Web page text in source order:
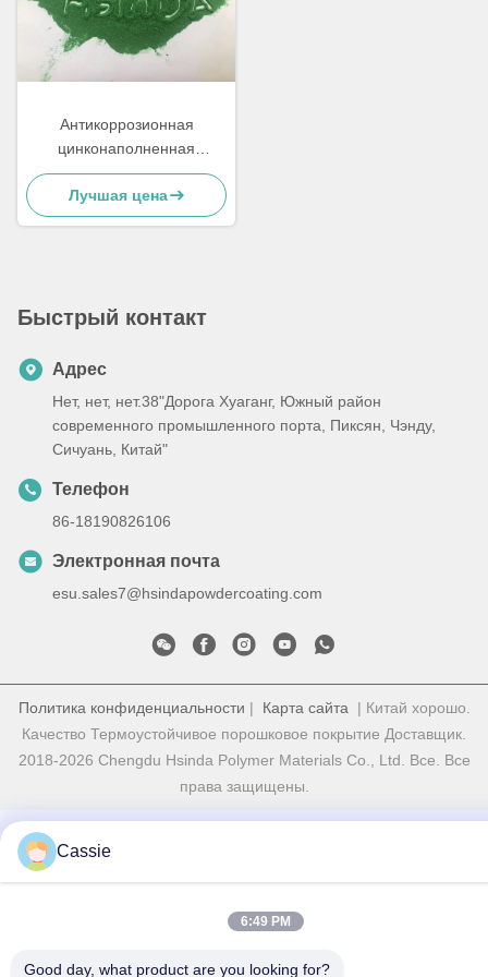
Антикоррозионная
цинконаполненная
грунтовка для порошковой
покраски металлической
мебели
Лучшая цена
Быстрый контакт
Адрес
Нет, нет, нет.38"Дорога Хуаганг, Южный район
современного промышленного порта, Пиксян, Чэнду,
Сичуань, Китай"
Телефон
86-18190826106
Электронная почта
esu.sales7@hsindapowdercoating.com
Политика конфиденциальности | Карта сайта | Китай хорошо.
Качество Термоустойчивое порошковое покрытие Доставщик.
2018-2026 Chengdu Hsinda Polymer Materials Co., Ltd. Все. Все
права защищены.
Cassie
6:49 PM
Good day, what product are you looking for?